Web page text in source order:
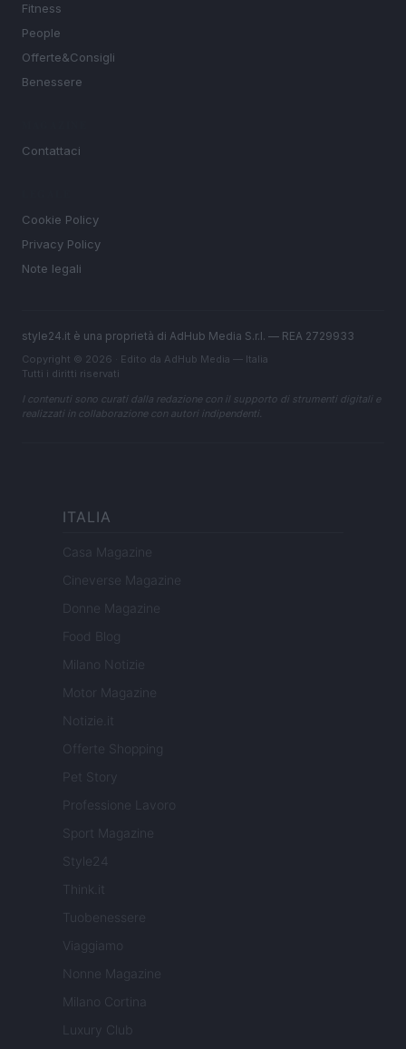
Fitness
People
Offerte&Consigli
Benessere
Contattaci
Cookie Policy
Privacy Policy
Note legali
style24.it è una proprietà di AdHub Media S.r.l. — REA 2729933
Copyright © 2026 · Edito da AdHub Media — Italia
Tutti i diritti riservati
I contenuti sono curati dalla redazione con il supporto di strumenti digitali e
realizzati in collaborazione con autori indipendenti.
ITALIA
Casa Magazine
Cineverse Magazine
Donne Magazine
Food Blog
Milano Notizie
Motor Magazine
Notizie.it
Offerte Shopping
Pet Story
Professione Lavoro
Sport Magazine
Style24
Think.it
Tuobenessere
Viaggiamo
Nonne Magazine
Milano Cortina
Luxury Club